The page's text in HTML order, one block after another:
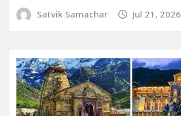
Satvik Samachar Jul 21, 2026